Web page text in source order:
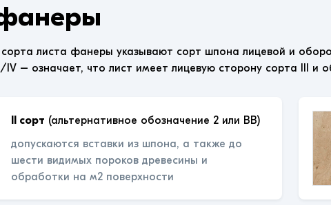
листа фанеры указывают сорт шпона лицевой и
IV – означает, что лист имеет лицевую сторону сорта III и
II сорт (альтернативное обозначение 2 или ВВ)
допускаются вставки из шпона, а также до
шести видимых пороков древесины и
обработки на м2 поверхности